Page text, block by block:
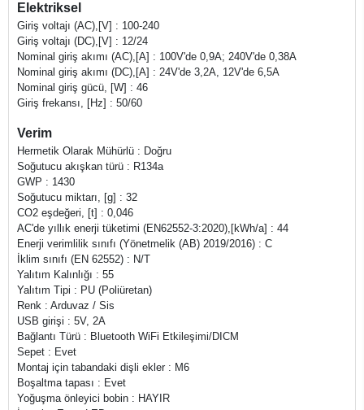
Elektriksel
Giriş voltajı (AC),[V] : 100-240
Giriş voltajı (DC),[V] : 12/24
Nominal giriş akımı (AC),[A] : 100V'de 0,9A; 240V'de 0,38A
Nominal giriş akımı (DC),[A] : 24V'de 3,2A, 12V'de 6,5A
Nominal giriş gücü, [W] : 46
Giriş frekansı, [Hz] : 50/60
Verim
Hermetik Olarak Mühürlü : Doğru
Soğutucu akışkan türü : R134a
GWP : 1430
Soğutucu miktarı, [g] : 32
CO2 eşdeğeri, [t] : 0,046
AC'de yıllık enerji tüketimi (EN62552-3:2020),[kWh/a] : 44
Enerji verimlilik sınıfı (Yönetmelik (AB) 2019/2016) : C
İklim sınıfı (EN 62552) : N/T
Yalıtım Kalınlığı : 55
Yalıtım Tipi : PU (Poliüretan)
Renk : Arduvaz / Sis
USB girişi : 5V, 2A
Bağlantı Türü : Bluetooth WiFi Etkileşimi/DICM
Sepet : Evet
Montaj için tabandaki dişli ekler : M6
Boşaltma tapası : Evet
Yoğuşma önleyici bobin : HAYIR